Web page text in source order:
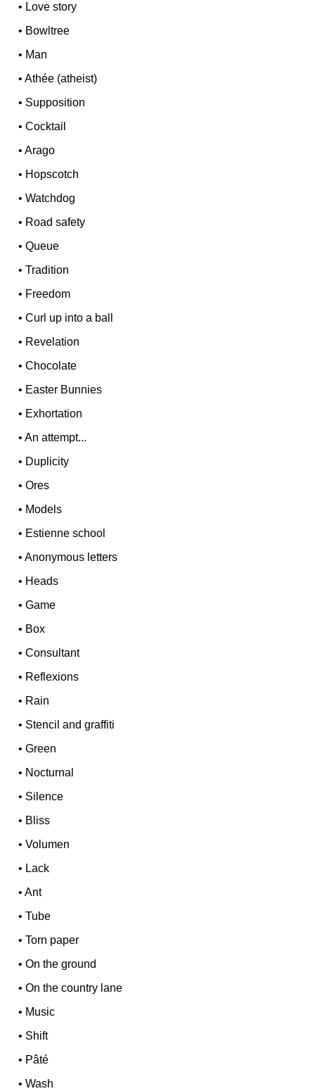
• Love story
• Bowltree
• Man
•Athée (atheist)
• Supposition
•Cocktail
•Arago
• Hopscotch
•Watchdog
• Road safety
•Queue
•Tradition
• Freedom
•Curl up into a ball
• Revelation
•Chocolate
• Easter Bunnies
• Exhortation
•An attempt...
• Duplicity
•Ores
• Models
• Estienne school
•Anonymous letters
• Heads
•Game
• Box
•Consultant
• Reflexions
• Rain
• Stencil and graffiti
•Green
• Nocturnal
• Silence
• Bliss
•Volumen
• Lack
•Ant
•Tube
•Torn paper
•On the ground
•On the country lane
• Music
• Shift
• Pâté
•Wash